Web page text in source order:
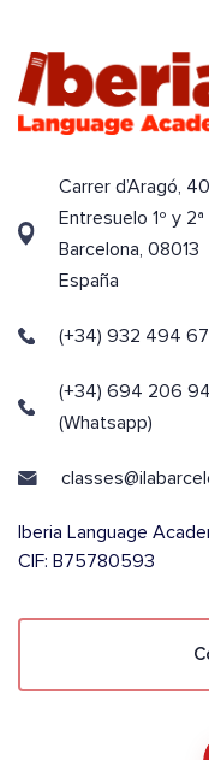
Carrer d’Aragó,
Entresuelo 1º y 2ª
Barcelona, 08013
España
(+34) 932 494
(+34) 694 206
(Whatsapp)
Iberia Language
CIF: B75780593